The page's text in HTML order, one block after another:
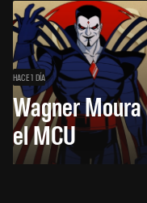
HACE 1 DÍA
Wagner
el MCU